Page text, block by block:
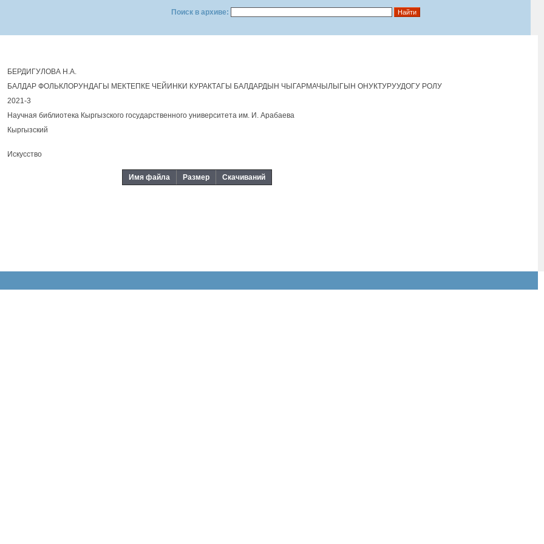
Поиск в архиве:
БЕРДИГУЛОВА Н.А.
БАЛДАР ФОЛЬКЛОРУНДАГЫ МЕКТЕПКЕ ЧЕЙИНКИ КУРАКТАГЫ БАЛДАРДЫН ЧЫГАРМАЧЫЛЫГЫН ОНУКТУРУУДОГУ РОЛУ
2021-3
Научная библиотека Кыргызского государственного университета им. И. Арабаева
Кыргызский
Искусство
Имя файла Размер Скачиваний